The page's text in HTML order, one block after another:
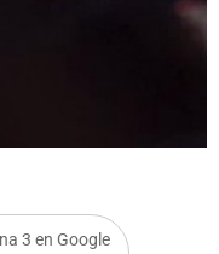
3 en Google